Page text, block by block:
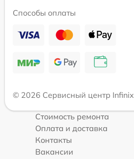
Способы оплаты
© 2026 Сервисный центр Infinix
Стоимость ремонта
Оплата и доставка
Контакты
Вакансии